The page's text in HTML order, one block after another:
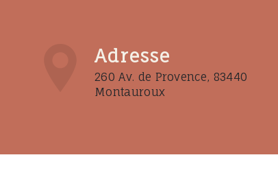
Adresse
260 Av. de Provence, 83440
Montauroux